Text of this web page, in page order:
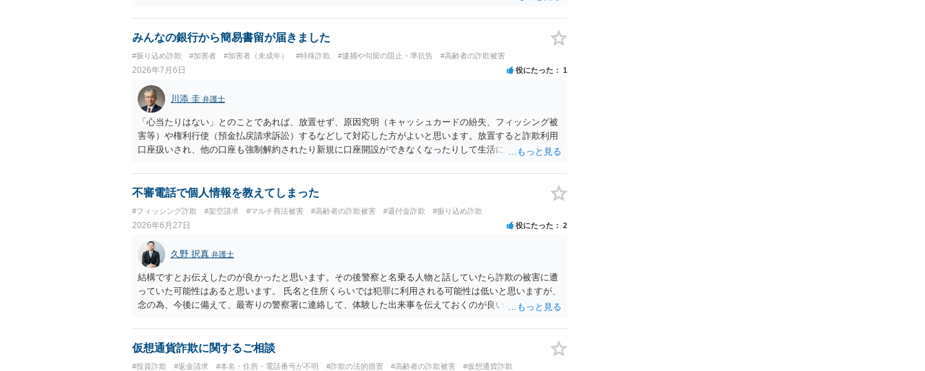
みんなの銀行から簡易書留が届きました
#振り込め詐欺 #加害者 #加害者（未成年） #特殊詐欺 #逮捕や勾留の阻止・準抗告 #高齢者の詐欺被害
2026年7月6日 役にたった 1
川添 圭 弁護士
「心当たりはない」とのことであれば、放置せず、原因究明（キャッシュカードの紛失、フィッシング被
害等）や権利行使（預金払戻請求訴訟）するなどして対応した方がよいと思います。放置すると詐欺利用
口座扱いされ、他の口座も強制解約されたり新規に口座開設ができなくなったりして生活に重大なダメー
不審電話で個人情報を教えてしまった
#フィッシング詐欺 #架空請求 #マルチ商法被害 #高齢者の詐欺被害 #還付金詐欺 #振り込め詐欺
2026年6月27日 役にたった 2
久野 択真 弁護士
結構ですとお伝えしたのが良かったと思います。その後警察と名乗る人物と話していたら詐欺の被害に遭
っていた可能性はあると思います。 氏名と住所くらいでは犯罪に利用される可能性は低いと思いますが、
念の為、今後に備えて、最寄りの警察署に連絡して、体験した出来事を伝えておくのが良いと思います。
仮想通貨詐欺に関するご相談
#投資詐欺 #返金請求 #本名・住所・電話番号が不明 #詐欺の法的措置 #高齢者の詐欺被害 #仮想通貨詐欺